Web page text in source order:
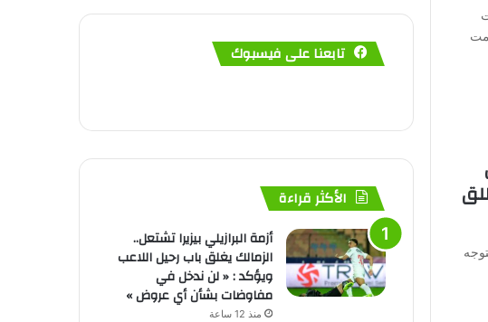
تابعنا على فيسبوك
الأكثر قراءة
أزمة البرازيلي بيزيرا تشتعل..
الزمالك يغلق باب رحيل اللاعب
ويؤكد : « لن ندخل في
مفاوضات بشأن أي عروض »
منذ 12 ساعة